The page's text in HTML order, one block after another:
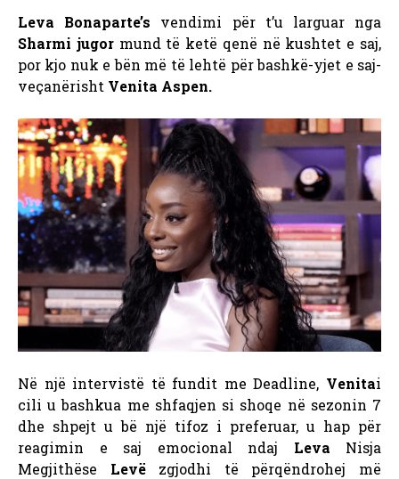
Leva Bonaparte’s vendimi për t’u larguar nga
Sharmi jugormund të ketë qenë në kushtet e saj,
por kjo nuk e bën më të lehtë për bashkë-yjet e saj-
veçanërisht Venita Aspen.
Në një intervistë të fundit me Deadline, Venitai
cili u bashkua me shfaqjen si shoqe në sezonin 7
dhe shpejt u bë një tifoz i preferuar, u hap për
reagimin e saj emocional ndaj Leva Nisja
Megjithëse Levëzgjodhi të përqëndrohej më